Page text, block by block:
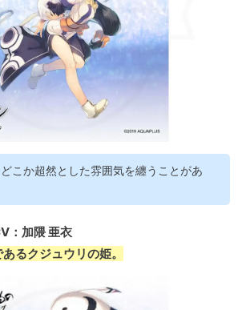
こか超然とした雰囲気を纏うことがあ
：加隈 亜衣
るクジュウリの姫。